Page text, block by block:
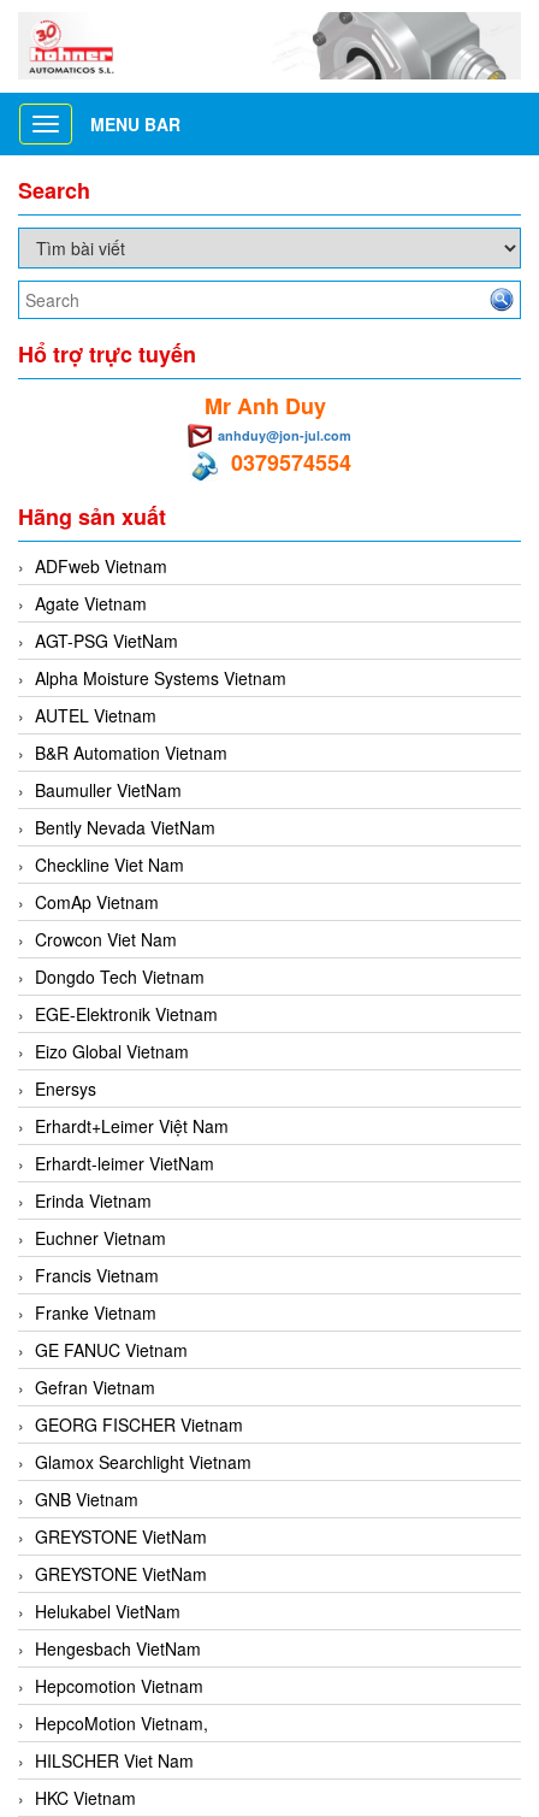
Toggle
navigation
MENU BAR
Search
Hổ trợ trực tuyến
Mr Anh Duy
anhduy@jon-jul.com
0379574554
Hãng sản xuất
ADFweb Vietnam
Agate Vietnam
AGT-PSG VietNam
Alpha Moisture Systems Vietnam
AUTEL Vietnam
B&R Automation Vietnam
Baumuller VietNam
Bently Nevada VietNam
Checkline Viet Nam
ComAp Vietnam
Crowcon Viet Nam
Dongdo Tech Vietnam
EGE-Elektronik Vietnam
Eizo Global Vietnam
Enersys
Erhardt+Leimer Việt Nam
Erhardt-leimer VietNam
Erinda Vietnam
Euchner Vietnam
Francis Vietnam
Franke Vietnam
GE FANUC Vietnam
Gefran Vietnam
GEORG FISCHER Vietnam
Glamox Searchlight Vietnam
GNB Vietnam
GREYSTONE VietNam
GREYSTONE VietNam
Helukabel VietNam
Hengesbach VietNam
Hepcomotion Vietnam
HepcoMotion Vietnam,
HILSCHER Viet Nam
HKC Vietnam